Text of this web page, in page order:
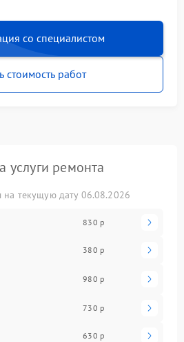
со специалистом
стоимость работ
услуги ремонта
на текущую дату 06.08.2026
830 р
380 р
980 р
730 р
630 р